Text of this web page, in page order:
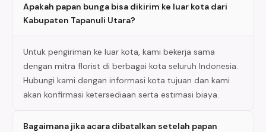
Apakah papan bunga bisa dikirim ke luar kota dari
Kabupaten Tapanuli Utara?
Untuk pengiriman ke luar kota, kami bekerja sama
dengan mitra florist di berbagai kota seluruh Indonesia.
Hubungi kami dengan informasi kota tujuan dan kami
akan konfirmasi ketersediaan serta estimasi biaya.
Bagaimana jika acara dibatalkan setelah papan